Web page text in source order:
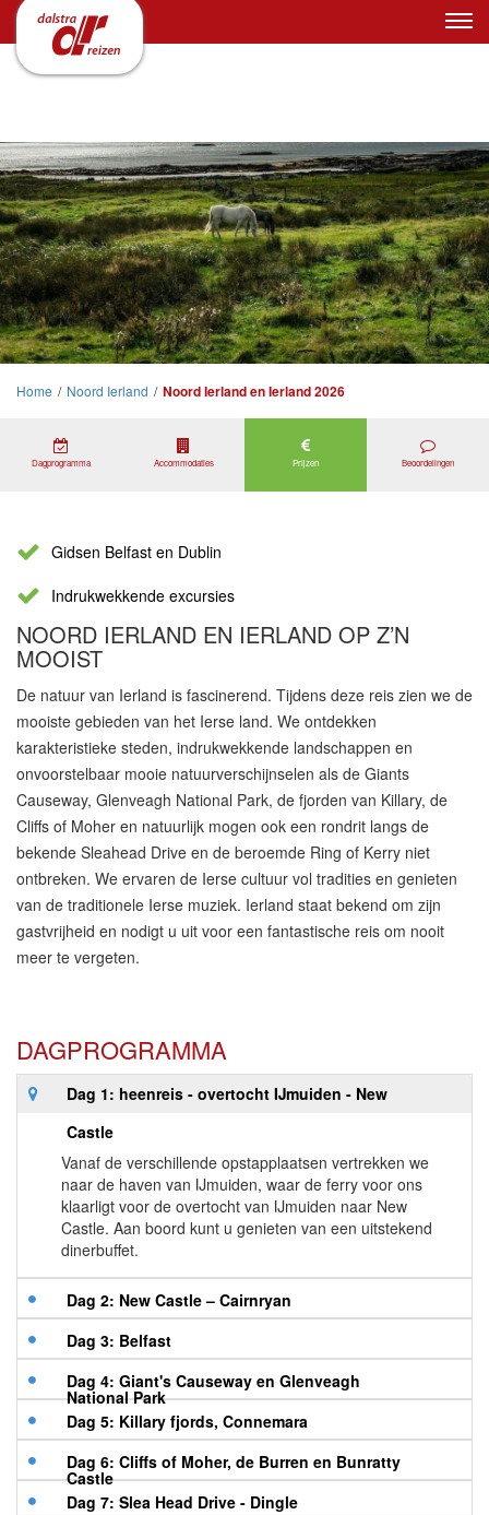
Home / Noord Ierland / Noord Ierland en Ierland 2026
Dagprogramma Accommodaties Prijzen Beoordelingen
Gidsen Belfast en Dublin
Indrukwekkende excursies
NOORD IERLAND EN IERLAND OP Z’N
MOOIST
De natuur van Ierland is fascinerend. Tijdens deze reis zien we de
mooiste gebieden van het Ierse land. We ontdekken
karakteristieke steden, indrukwekkende landschappen en
onvoorstelbaar mooie natuurverschijnselen als de Giants
Causeway, Glenveagh National Park, de fjorden van Killary, de
Cliffs of Moher en natuurlijk mogen ook een rondrit langs de
bekende Sleahead Drive en de beroemde Ring of Kerry niet
ontbreken. We ervaren de Ierse cultuur vol tradities en genieten
van de traditionele Ierse muziek. Ierland staat bekend om zijn
gastvrijheid en nodigt u uit voor een fantastische reis om nooit
meer te vergeten.
DAGPROGRAMMA
Dag 1: heenreis - overtocht IJmuiden - New
Castle
Vanaf de verschillende opstapplaatsen vertrekken we
naar de haven van IJmuiden, waar de ferry voor ons
klaarligt voor de overtocht van IJmuiden naar New
Castle. Aan boord kunt u genieten van een uitstekend
dinerbuffet.
Dag 2: New Castle – Cairnryan
Dag 3: Belfast
Dag 4: Giant's Causeway en Glenveagh
National Park
Dag 5: Killary fjords, Connemara
Dag 6: Cliffs of Moher, de Burren en Bunratty
Castle
Dag 7: Slea Head Drive - Dingle